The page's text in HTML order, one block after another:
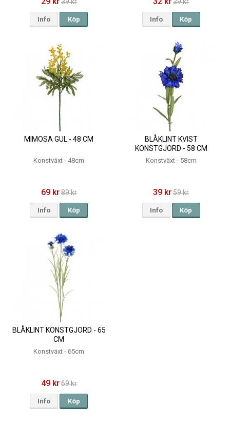
39 kr
Info Köp
39 kr
Info Köp
MIMOSA GUL - 48 CM
Konstväxt - 48cm
69 kr89 kr
Info Köp
BLÅKLINT KVIST
KONSTGJORD - 58 CM
Konstväxt - 58cm
39 kr59 kr
Info Köp
BLÅKLINT KONSTGJORD - 65
CM
Konstväxt - 65cm
49 kr69 kr
Info Köp